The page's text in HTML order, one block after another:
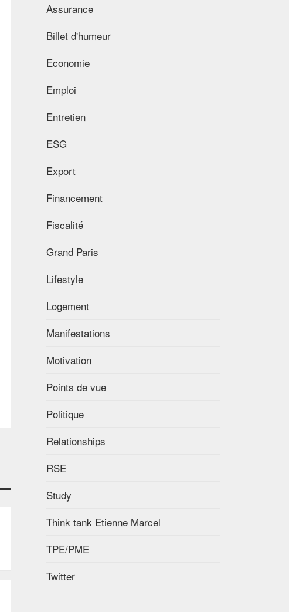
Assurance
Billet d'humeur
Economie
Emploi
Entretien
ESG
Export
Financement
Fiscalité
Grand Paris
Lifestyle
Logement
Manifestations
Motivation
Points de vue
Politique
Relationships
RSE
Study
Think tank Etienne Marcel
TPE/PME
Twitter